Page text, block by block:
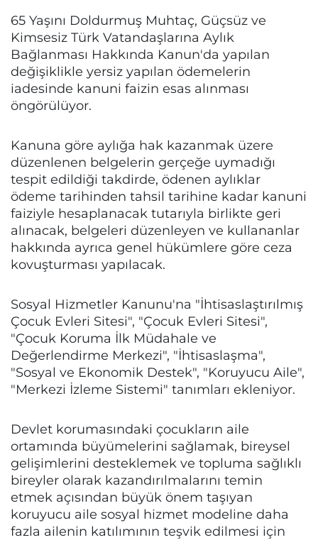
65 Yaşını Doldurmuş Muhtaç, Güçsüz ve
Kimsesiz Türk Vatandaşlarına Aylık
Bağlanması Hakkında Kanun'da yapılan
değişiklikle yersiz yapılan ödemelerin
iadesinde kanuni faizin esas alınması
öngörülüyor.
Kanuna göre aylığa hak kazanmak üzere
düzenlenen belgelerin gerçeğe uymadığı
tespit edildiği takdirde, ödenen aylıklar
ödeme tarihinden tahsil tarihine kadar kanuni
faiziyle hesaplanacak tutarıyla birlikte geri
alınacak, belgeleri düzenleyen ve kullananlar
hakkında ayrıca genel hükümlere göre ceza
kovuşturması yapılacak.
Sosyal Hizmetler Kanunu'na "İhtisaslaştırılmış
Çocuk Evleri Sitesi", "Çocuk Evleri Sitesi",
"Çocuk Koruma İlk Müdahale ve
Değerlendirme Merkezi", "İhtisaslaşma",
"Sosyal ve Ekonomik Destek", "Koruyucu Aile",
"Merkezi İzleme Sistemi" tanımları ekleniyor.
Devlet korumasındaki çocukların aile
ortamında büyümelerini sağlamak, bireysel
gelişimlerini desteklemek ve topluma sağlıklı
bireyler olarak kazandırılmalarını temin
etmek açısından büyük önem taşıyan
koruyucu aile sosyal hizmet modeline daha
fazla ailenin katılımının teşvik edilmesi için